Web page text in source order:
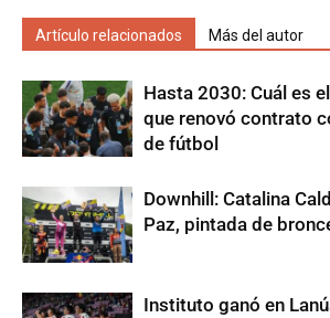
Artículo relacionados Más del autor
Hasta 2030: Cuál es
que renovó contrato
de fútbol
Downhill: Catalina
Paz, pintada de
Instituto ganó en